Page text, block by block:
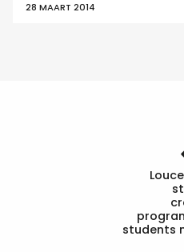
28 MAART 2014
students